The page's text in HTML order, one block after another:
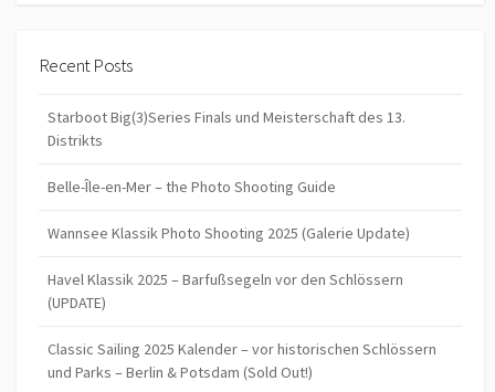
Recent Posts
Starboot Big(3)Series Finals und Meisterschaft des 13.
Distrikts
Belle-Île-en-Mer – the Photo Shooting Guide
Wannsee Klassik Photo Shooting 2025 (Galerie Update)
Havel Klassik 2025 – Barfußsegeln vor den Schlössern
(UPDATE)
Classic Sailing 2025 Kalender – vor historischen Schlössern
und Parks – Berlin & Potsdam (Sold Out!)